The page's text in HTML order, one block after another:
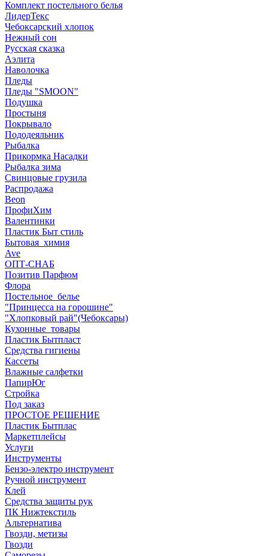
Комплект постельного белья
ЛидерТекс
Чебоксарский хлопок
Нежный сон
Русская сказка
Аэлита
Наволочка
Пледы
Пледы "SMOON"
Подушка
Простыня
Покрывало
Пододеяльник
Рыбалка
Прикормка Насадки
Рыбалка зима
Свинцовые грузила
Распродажа
Beon
ПрофиХим
Валентинки
Пластик Быт стиль
Бытовая_химия
Ave
ОПТ-СНАБ
Позитив Парфюм
Флора
Постельное_белье
"Принцесса на горошине"
"Хлопковый рай"(Чебоксары)
Кухонные_товары
Пластик Бытпласт
Средства гигиены
Кассеты
Влажные салфетки
ПапирЮг
Стройка
Под заказ
ПРОСТОЕ РЕШЕНИЕ
Пластик Бытплас
Маркетплейсы
Услуги
Инструменты
Бензо-электро инструмент
Ручной инструмент
Клей
Средства защиты рук
ПК Нижтекстиль
Альтернатива
Гвозди, метизы
Гвозди